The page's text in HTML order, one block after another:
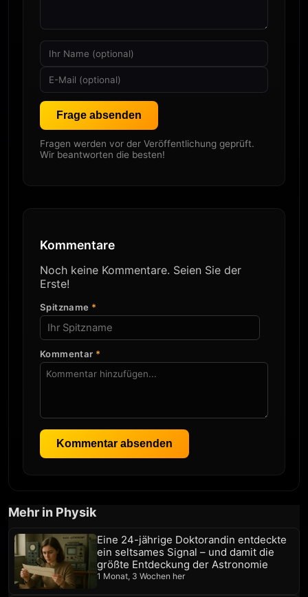
Frage absenden
Fragen werden vor der Veröffentlichung geprüft.
Wir beantworten die besten!
Kommentare
Noch keine Kommentare. Seien Sie der
Erste!
Spitzname *
Kommentar *
Kommentar absenden
Mehr in Physik
Eine 24-jährige Doktorandin entdeckte
ein seltsames Signal – und damit die
größte Entdeckung der Astronomie
1 Monat, 3 Wochen her